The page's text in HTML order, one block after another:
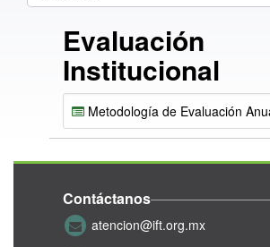
Evaluación
Institucional
Metodología de Evaluación
Contáctanos
atencion@ift.org.mx